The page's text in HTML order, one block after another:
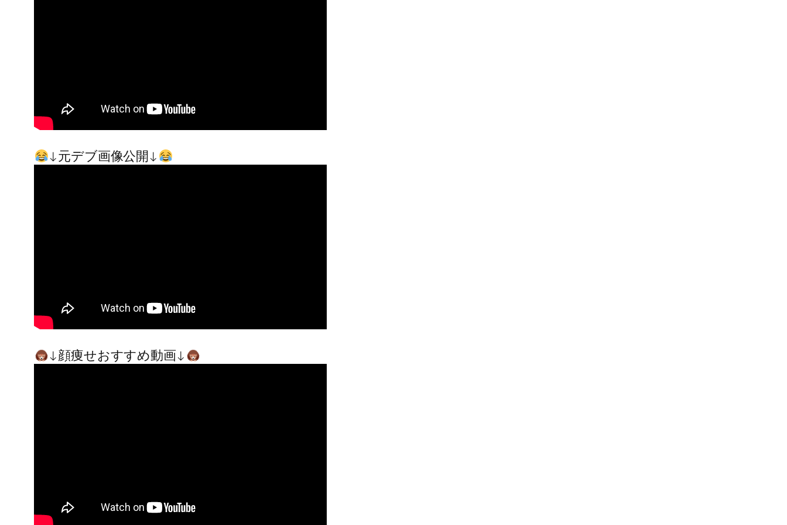
↓元デブ画像公開↓
↓顔痩せおすすめ動画↓